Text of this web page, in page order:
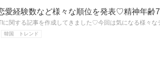
愛経験数など様々な順位を発表♡精神年齢
に関する記事を作成してきました♡今回は気になる様々
韓国 トレンド